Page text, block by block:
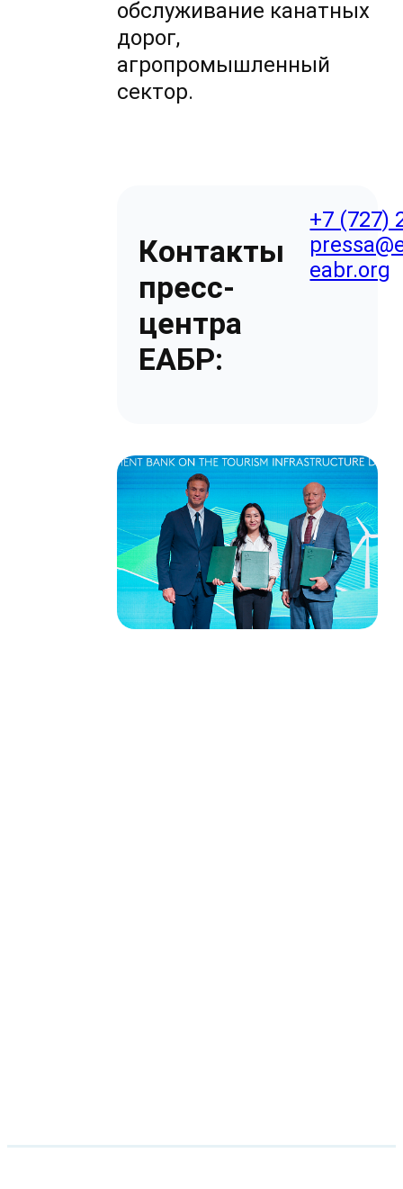
обслуживание канатных
дорог,
агропромышленный
сектор.
Контакты
пресс-
центра
ЕАБР:
+7 (727)
eabr.org